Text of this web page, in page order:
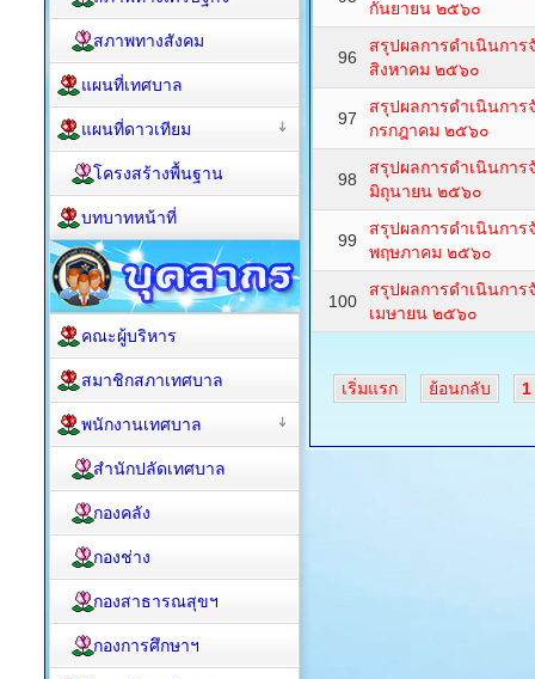
กันยายน ๒๕๖๐
96
สรุปผลการดำเนินการ
สิงหาคม ๒๕๖๐
97
สรุปผลการดำเนินการ
กรกฎาคม ๒๕๖๐
98
สรุปผลการดำเนินการ
มิถุนายน ๒๕๖๐
99
สรุปผลการดำเนินการ
พฤษภาคม ๒๕๖๐
100
สรุปผลการดำเนินการ
เมษายน ๒๕๖๐
เริ่มแรก ย้อนกลับ 1
สภาพทางสังคม
แผนที่เทศบาล
แผนที่ดาวเทียม
โครงสร้างพื้นฐาน
บทบาทหน้าที่
คณะผู้บริหาร
สมาชิกสภาเทศบาล
พนักงานเทศบาล
สำนักปลัดเทศบาล
กองคลัง
กองช่าง
กองสาธารณสุขฯ
กองการศึกษาฯ